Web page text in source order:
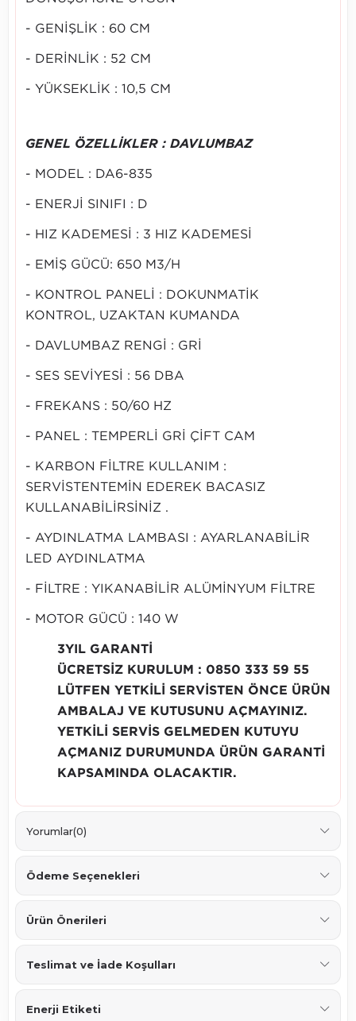
- GENİŞLİK : 60 CM
- DERİNLİK : 52 CM
- YÜKSEKLİK : 10,5 CM
GENEL ÖZELLİKLER : DAVLUMBAZ
- MODEL : DA6-835
- ENERJİ SINIFI : D
- HIZ KADEMESİ : 3 HIZ KADEMESİ
- EMİŞ GÜCÜ: 650 M3/H
- KONTROL PANELİ : DOKUNMATİK
KONTROL, UZAKTAN KUMANDA
- DAVLUMBAZ RENGİ : GRİ
- SES SEVİYESİ : 56 DBA
- FREKANS : 50/60 HZ
- PANEL : TEMPERLİ GRİ ÇİFT CAM
- KARBON FİLTRE KULLANIM :
SERVİSTENTEMİN EDEREK BACASIZ
KULLANABİLİRSİNİZ .
- AYDINLATMA LAMBASI : AYARLANABİLİR
LED AYDINLATMA
- FİLTRE : YIKANABİLİR ALÜMİNYUM FİLTRE
- MOTOR GÜCÜ : 140 W
3YIL GARANTİ
ÜCRETSİZ KURULUM : 0850 333 59 55
LÜTFEN YETKİLİ SERVİSTEN ÖNCE ÜRÜN
AMBALAJ VE KUTUSUNU AÇMAYINIZ.
YETKİLİ SERVİS GELMEDEN KUTUYU
AÇMANIZ DURUMUNDA ÜRÜN GARANTİ
KAPSAMINDA OLACAKTIR.
Yorumlar(0)
Ödeme Seçenekleri
Ürün Önerileri
Teslimat ve İade Koşulları
Enerji Etiketi